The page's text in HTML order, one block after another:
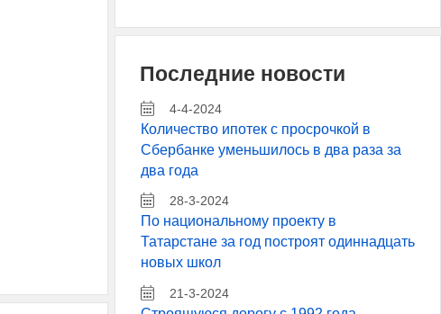
Последние новости
4-4-2024
Количество ипотек с просрочкой в
Сбербанке уменьшилось в два раза за
два года
28-3-2024
По национальному проекту в
Татарстане за год построят одиннадцать
новых школ
21-3-2024